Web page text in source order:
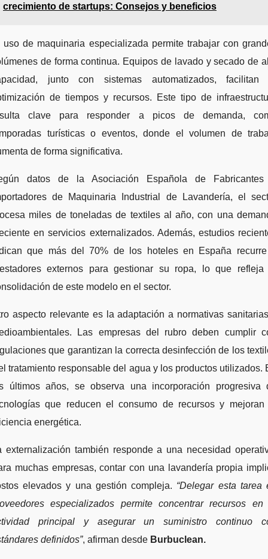
crecimiento de startups: Consejos y beneficios
uso de maquinaria especializada permite trabajar con
de forma continua. Equipos de lavado y secado de
junto con sistemas automatizados, facilitan
de tiempos y recursos. Este tipo de
clave para responder a picos de demanda,
turísticas o eventos, donde el volumen de
de forma significativa.
datos de la Asociación Española de
de Maquinaria Industrial de Lavandería, el
miles de toneladas de textiles al año, con una
en servicios externalizados. Además, estudios
que más del 70% de los hoteles en España
externos para gestionar su ropa, lo que refleja
de este modelo en el sector.
aspecto relevante es la adaptación a normativas
Las empresas del rubro deben cumplir
que garantizan la correcta desinfección de los
tratamiento responsable del agua y los productos utilizados.
últimos años, se observa una incorporación progresiva
que reducen el consumo de recursos y mejoran
energética.
externalización también responde a una necesidad
muchas empresas, contar con una lavandería propia
elevados y una gestión compleja. “Delegar esta tarea
especializados permite concentrar recursos en
principal y asegurar un suministro continuo
definidos”, afirman desde Burbuclean.